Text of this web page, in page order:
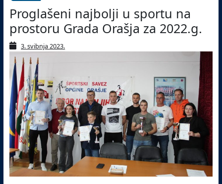
Proglašeni najbolji u sportu na
prostoru Grada Orašja za 2022.g.
3. svibnja 2023.